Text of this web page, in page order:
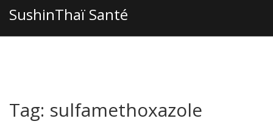
SushinThaï Santé
Tag: sulfamethoxazole